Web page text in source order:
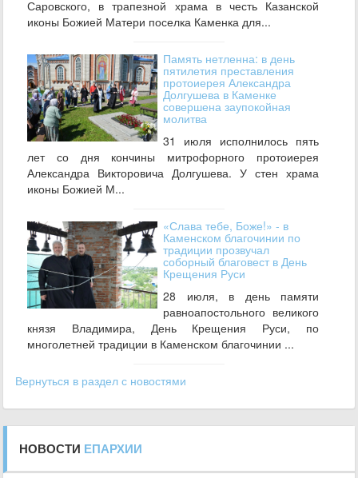
Саровского, в трапезной храма в честь Казанской
иконы Божией Матери поселка Каменка для...
Память нетленна: в день
пятилетия преставления
протоиерея Александра
Долгушева в Каменке
совершена заупокойная
молитва
31 июля исполнилось пять
лет со дня кончины митрофорного протоиерея
Александра Викторовича Долгушева. У стен храма
иконы Божией М...
«Слава тебе, Боже!» - в
Каменском благочинии по
традиции прозвучал
соборный благовест в День
Крещения Руси
28 июля, в день памяти
равноапостольного великого
князя Владимира, День Крещения Руси, по
многолетней традиции в Каменском благочинии ...
Вернуться в раздел с новостями
НОВОСТИ ЕПАРХИИ